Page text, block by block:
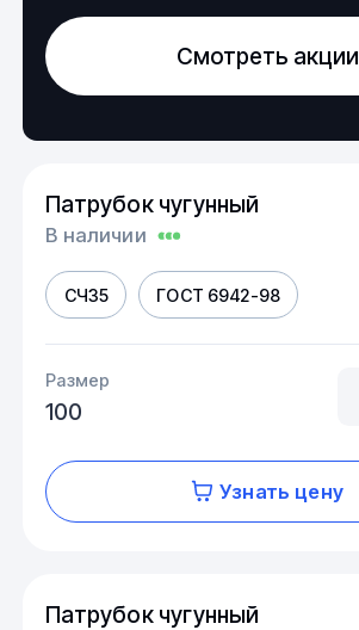
Смотреть акции
Патрубок чугунный
В наличии
СЧ35 ГОСТ 6942-98
Размер
100
Узнать цену
Патрубок чугунный